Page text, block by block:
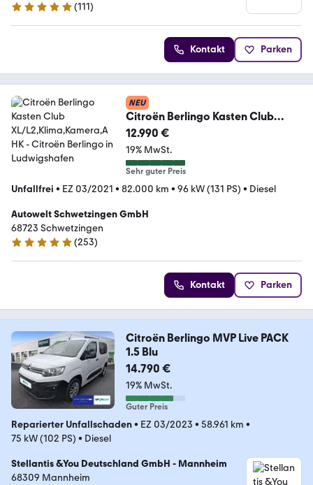
4.8 Sterne
(111)
Kontakt Parken
NEU
Citroën Berlingo Kasten Club
XL/L2,Klima,Kamera,AHK
12.990 €
19% MwSt.
Sehr guter Preis
Unfallfrei • EZ 03/2021 • 82.000 km • 96 kW (131 PS) • Diesel
Autowelt Schwetzingen GmbH
68723 Schwetzingen
4.8 Sterne
(253)
Kontakt Parken
Citroën Berlingo MVP Live PACK
1.5 Blu
14.790 €
19% MwSt.
Guter Preis
Reparierter Unfallschaden• EZ 03/2023 • 58.961 km •
75 kW (102 PS) • Diesel
Stellantis &You Deutschland GmbH - Mannheim
68309 Mannheim